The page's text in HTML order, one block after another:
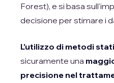
Forest), e si basa
decisione per stimare i
L'utilizzo di metodi
sicuramente una
precisione nel